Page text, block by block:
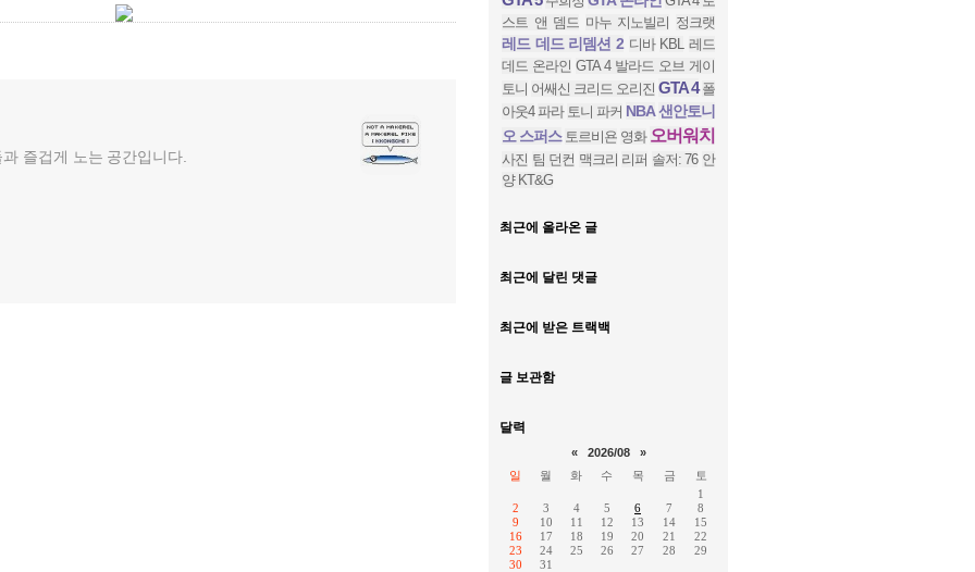
즐겁게 노는 공간입니다.
스트 앤 뎀드 마누 지노빌리 정크랫
레드 데드 리뎀션 2 디바 KBL 레드
데드 온라인 GTA 4 발라드 오브 게이
토니 어쌔신 크리드 오리진 GTA 4 폴
아웃4 파라 토니 파커 NBA 샌안토니
오 스퍼스 토르비욘 영화 오버워치
사진 팀 던컨 맥크리 리퍼 솔저: 76 안
양 KT&G
최근에 올라온 글
최근에 달린 댓글
최근에 받은 트랙백
글 보관함
달력
« 2026/08
»
일
월 화 수 목 금
토
1
2
3 4 5 6 7
8
9
10 11 12 13 14
15
16
17 18 19 20 21
22
23
24 25 26 27 28
29
30
31